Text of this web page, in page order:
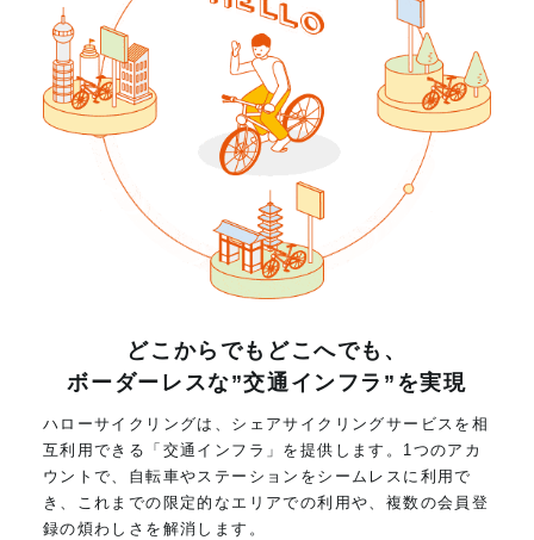
どこからでもどこへでも、
ボーダーレスな”交通インフラ”を実現
ハローサイクリングは、シェアサイクリングサービスを相
互利用できる「交通インフラ」を提供します。1つのアカ
ウントで、自転車やステーションをシームレスに利用で
き、これまでの限定的なエリアでの利用や、複数の会員登
録の煩わしさを解消します。